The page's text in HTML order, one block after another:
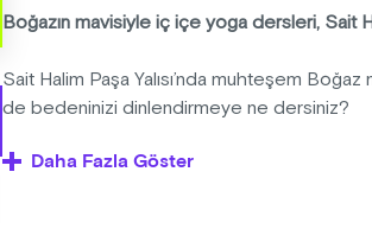
Boğazın mavisiyle iç içe yoga dersleri, Sait
Sait Halim Paşa Yalısı’nda muhteşem
de bedeninizi dinlendirmeye ne dersiniz?
Boğaz’ın en güzel yapılarından Sait Halim
Daha Fazla Göster